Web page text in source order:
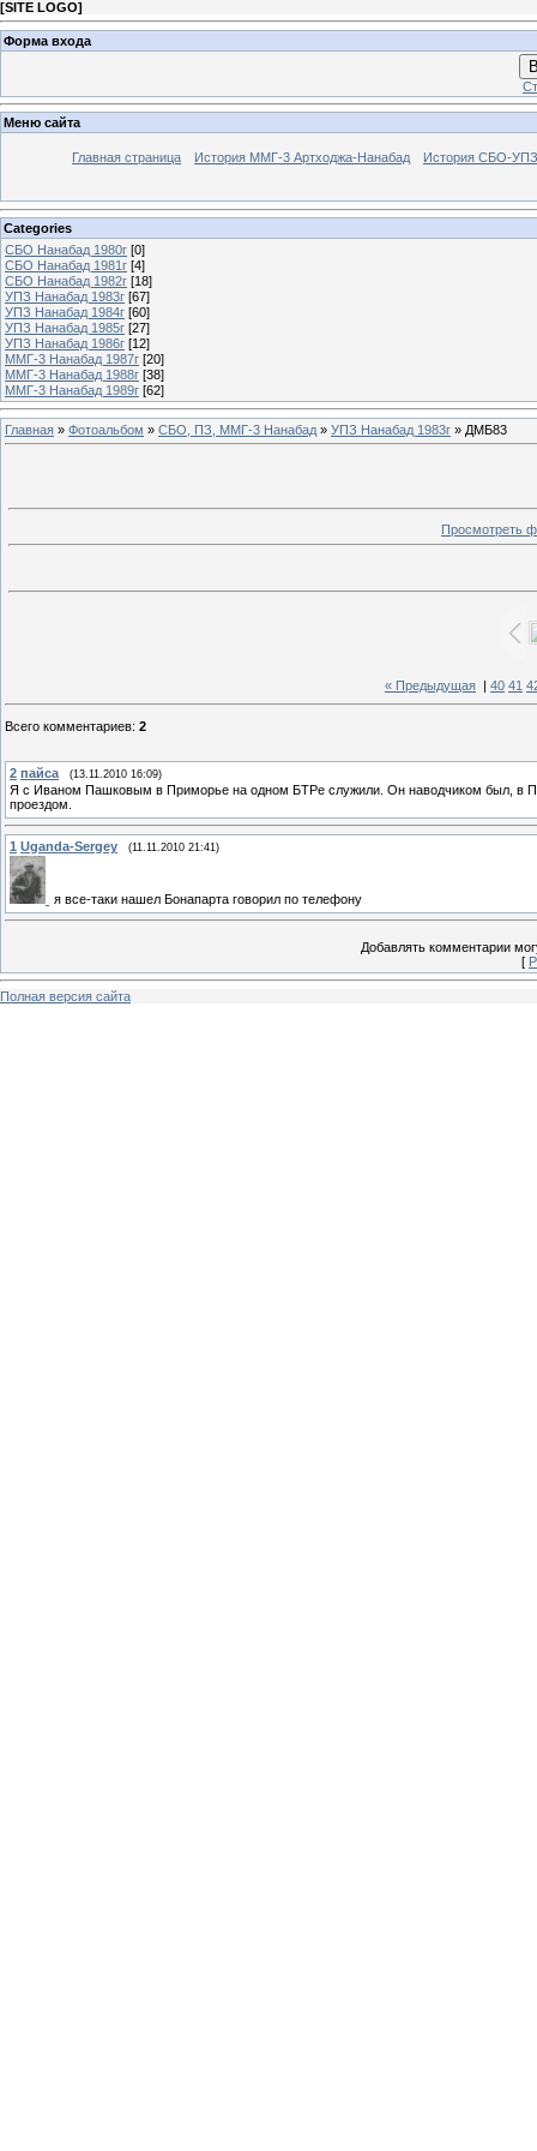
[SITE LOGO]
Форма входа
Меню сайта
Главная страница История ММГ-3 Артходжа-Нанабад История СБО-УПЗ
Categories
СБО Нанабад 1980г [0]
СБО Нанабад 1981г [4]
СБО Нанабад 1982г [18]
УПЗ Нанабад 1983г [67]
УПЗ Нанабад 1984г [60]
УПЗ Нанабад 1985г [27]
УПЗ Нанабад 1986г [12]
ММГ-3 Нанабад 1987г [20]
ММГ-3 Нанабад 1988г [38]
ММГ-3 Нанабад 1989г [62]
Главная » Фотоальбом » СБО, ПЗ, ММГ-3 Нанабад » УПЗ Нанабад 1983г » ДМБ83
Просмотреть
« Предыдущая 40 41
Всего комментариев: 2
2 пайса (13.11.2010 16:09)
Я с Иваном Пашковым в Приморье на одном БТРе служили. Он наводчиком был, в
проездом.
1 Uganda-Sergey (11.11.2010 21:41)
я все-таки нашел Бонапарта говорил по телефону
Добавлять комментарии
[
Полная версия сайта